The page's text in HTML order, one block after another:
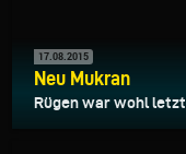
17.08.2015
Neu Mukran
Rügen war wohl